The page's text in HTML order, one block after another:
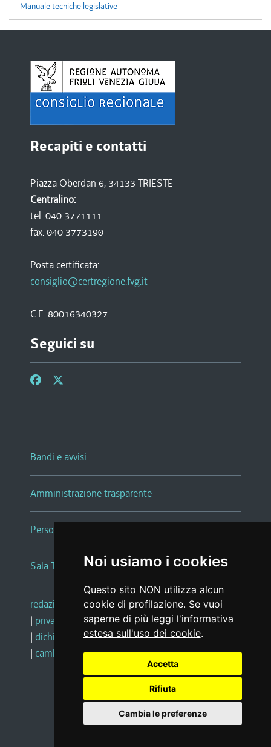
Noi usiamo i cookies
Questo sito NON utilizza alcun
cookie di profilazione. Se vuoi
saperne di più leggi l'informativa
estesa sull'uso dei cookie.
Accetta
Rifiuta
Cambia le preferenze
Manuale tecniche legislative
Recapiti e contatti
Piazza Oberdan 6, 34133 TRIESTE
Centralino:
tel. 040 3771111
fax. 040 3773190
Posta certificata:
consiglio@certregione.fvg.it
C.F. 80016340327
Seguici su
Bandi e avvisi
Amministrazione trasparente
Persone e Uffici
Sala Tiziano Tessitori
redazione web |note legali |glossario
| privacy
social media policy
| dichiarazione di accessibilità |feedback
| cambio preferenze cookie
Realizzato da